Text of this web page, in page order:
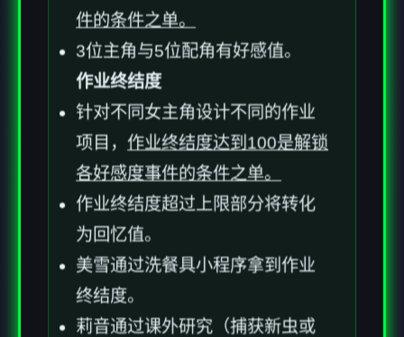
件的条件之单。
3位主角与5位配角有好感值。
作业终结度
针对不同女主角设计不同的作业
项目， 作业终结度达到100是解锁
各好感度事件的条件之单。
作业终结度超过上限部分将转化
为回忆值。
美雪通过洗餐具小程序拿到作业
终结度。
莉音通过课外研究（捕获新虫或